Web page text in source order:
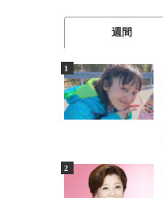
週間